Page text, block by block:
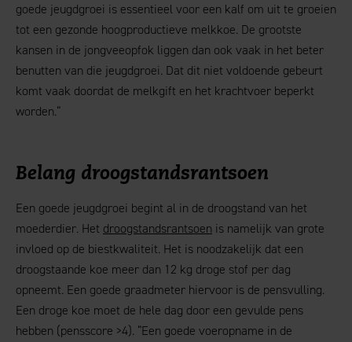
goede jeugdgroei is essentieel voor een kalf om uit te groeien
tot een gezonde hoogproductieve melkkoe. De grootste
kansen in de jongveeopfok liggen dan ook vaak in het beter
benutten van die jeugdgroei. Dat dit niet voldoende gebeurt
komt vaak doordat de melkgift en het krachtvoer beperkt
worden.“
Belang droogstandsrantsoen
Een goede jeugdgroei begint al in de droogstand van het
moederdier. Het droogstandsrantsoen is namelijk van grote
invloed op de biestkwaliteit. Het is noodzakelijk dat een
droogstaande koe meer dan 12 kg droge stof per dag
opneemt. Een goede graadmeter hiervoor is de pensvulling.
Een droge koe moet de hele dag door een gevulde pens
hebben (pensscore >4). “Een goede voeropname in de